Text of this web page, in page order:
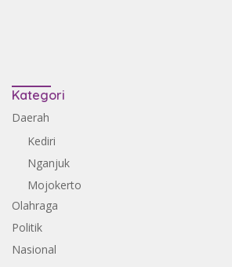
Kategori
Daerah
Kediri
Nganjuk
Mojokerto
Olahraga
Politik
Nasional